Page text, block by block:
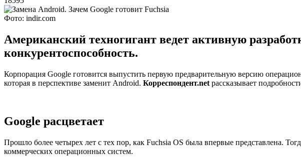
Фото: indir.com
Американский техногигант ведет активную
конкурентоспособность.
Корпорация Google готовится выпустить первую предварительную версию
которая в перспективе заменит Android. Корреспондент.net рассказывает
Google расцветает
Прошло более четырех лет с тех пор, как Fuchsia OS была впервые представлена.
коммерческих операционных систем.